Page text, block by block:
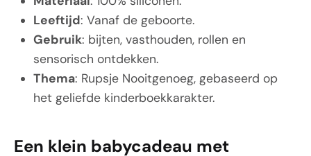
Leeftijd: Vanaf de geboorte.
Gebruik: bijten, vasthouden, rollen en
sensorisch ontdekken.
Thema: Rupsje Nooitgenoeg, gebaseerd op
het geliefde kinderboekkarakter.
Een klein babycadeau met